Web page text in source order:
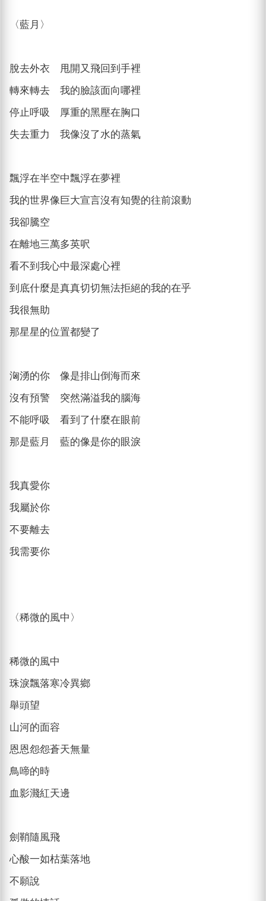
〈藍月〉
脫去外衣 甩開又飛回到手裡
轉來轉去 我的臉該面向哪裡
停止呼吸 厚重的黑壓在胸口
失去重力 我像沒了水的蒸氣
飄浮在半空中飄浮在夢裡
我的世界像巨大宣言沒有知覺的往前滾動
我卻騰空
在離地三萬多英呎
看不到我心中最深處心裡
到底什麼是真真切切無法拒絕的我的在乎
我很無助
那星星的位置都變了
洶湧的你 像是排山倒海而來
沒有預警 突然滿溢我的腦海
不能呼吸 看到了什麼在眼前
那是藍月 藍的像是你的眼淚
我真愛你
我屬於你
不要離去
我需要你
〈稀微的風中〉
稀微的風中
珠淚飄落寒冷異鄉
舉頭望
山河的面容
恩恩怨怨蒼天無量
鳥啼的時
血影濺紅天邊
劍鞘隨風飛
心酸一如枯葉落地
不願說